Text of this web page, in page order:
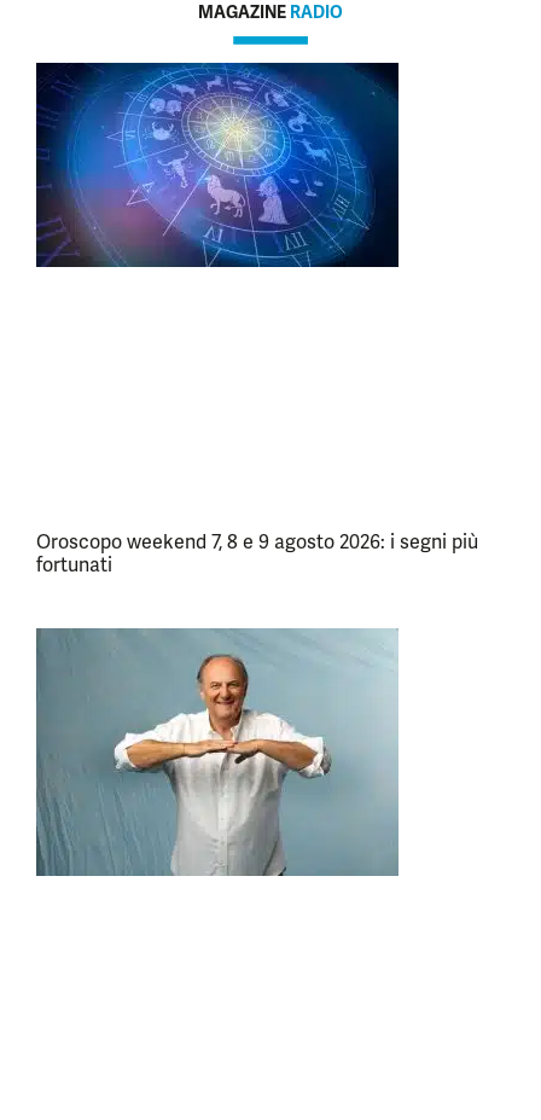
MAGAZINE RADIO
Oroscopo weekend 7, 8 e 9 agosto 2026: i segni più
fortunati